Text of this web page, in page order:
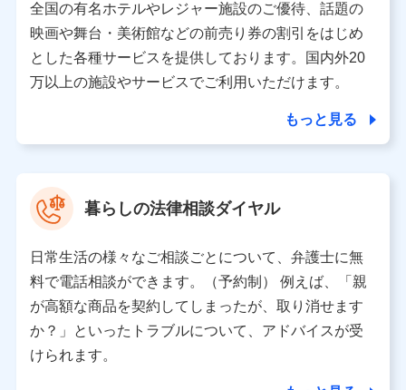
当該個人データを取り扱う各共同利用者（詳細は次のとお
り）
東京都千代田区永田町2丁目11番1号 山王パークタワー
株式会社NTTドコモ 代表取締役社長 前田 義晃
東京都中央区日本橋人形町2-14-10 アーバンネット日本橋
ビル 3F
※ 当社および株式会社NTTドコモは、お客さまの情報を利
データ憲章」に定める行動原則を順守します 。
※ パーソナルデータダッシュボードの「第三者提供の管
理」の設定状態にかかわらず、共同利用する場合がありま
※ dポイントクラブ会員ではないお客さま（2019年12月11
日以降、一度もdポイントクラブ会員であったことがないお
全国の有名ホテルやレジャー施設のご優待、話題の
映画や舞台・美術館などの前売り券の割引をはじめ
とした各種サービスを提供しております。国内外20
万以上の施設やサービスでご利用いただけます。
もっと見る
暮らしの法律相談ダイヤル
日常生活の様々なご相談ごとについて、弁護士に無
料で電話相談ができます。（予約制） 例えば、「親
が高額な商品を契約してしまったが、取り消せます
か？」といったトラブルについて、アドバイスが受
けられます。